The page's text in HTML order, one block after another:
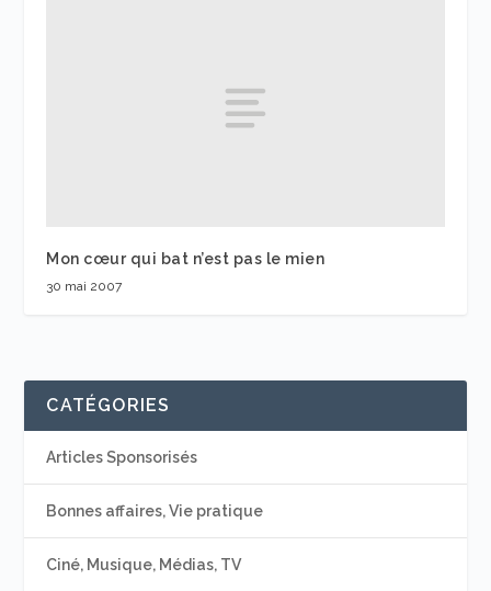
Mon cœur qui bat n’est pas le mien
30 mai 2007
CATÉGORIES
Articles Sponsorisés
Bonnes affaires, Vie pratique
Ciné, Musique, Médias, TV